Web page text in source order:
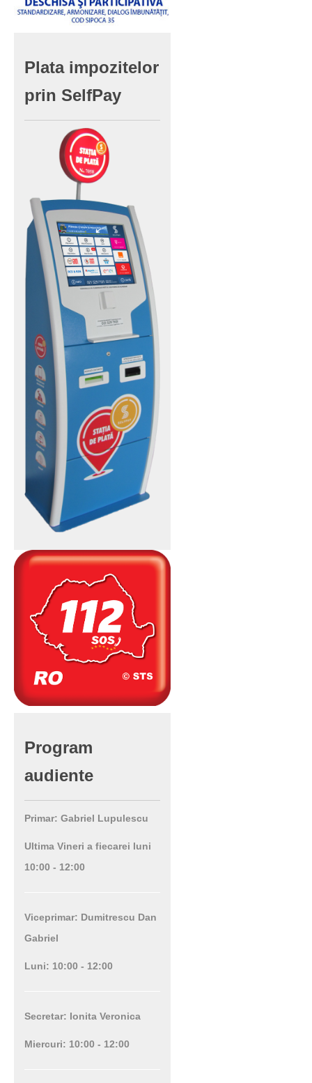
Plata impozitelor
prin SelfPay
Program
audiente
Primar: Gabriel Lupulescu
Ultima Vineri a fiecarei luni
10:00 - 12:00
Viceprimar: Dumitrescu Dan
Gabriel
Luni: 10:00 - 12:00
Secretar: Ionita Veronica
Miercuri: 10:00 - 12:00